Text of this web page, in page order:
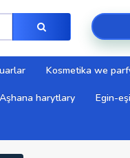
Kosmetika we
Aşhana harytlary Egin-